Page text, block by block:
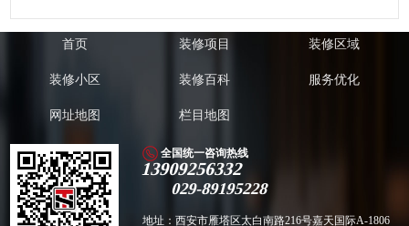
首页 装修项目 装修区域
装修小区 装修百科 服务优化
网址地图 栏目地图
全国统一咨询热线
13909256332
029-89195228
地址：西安市雁塔区太白南路216号嘉天国际A-1806